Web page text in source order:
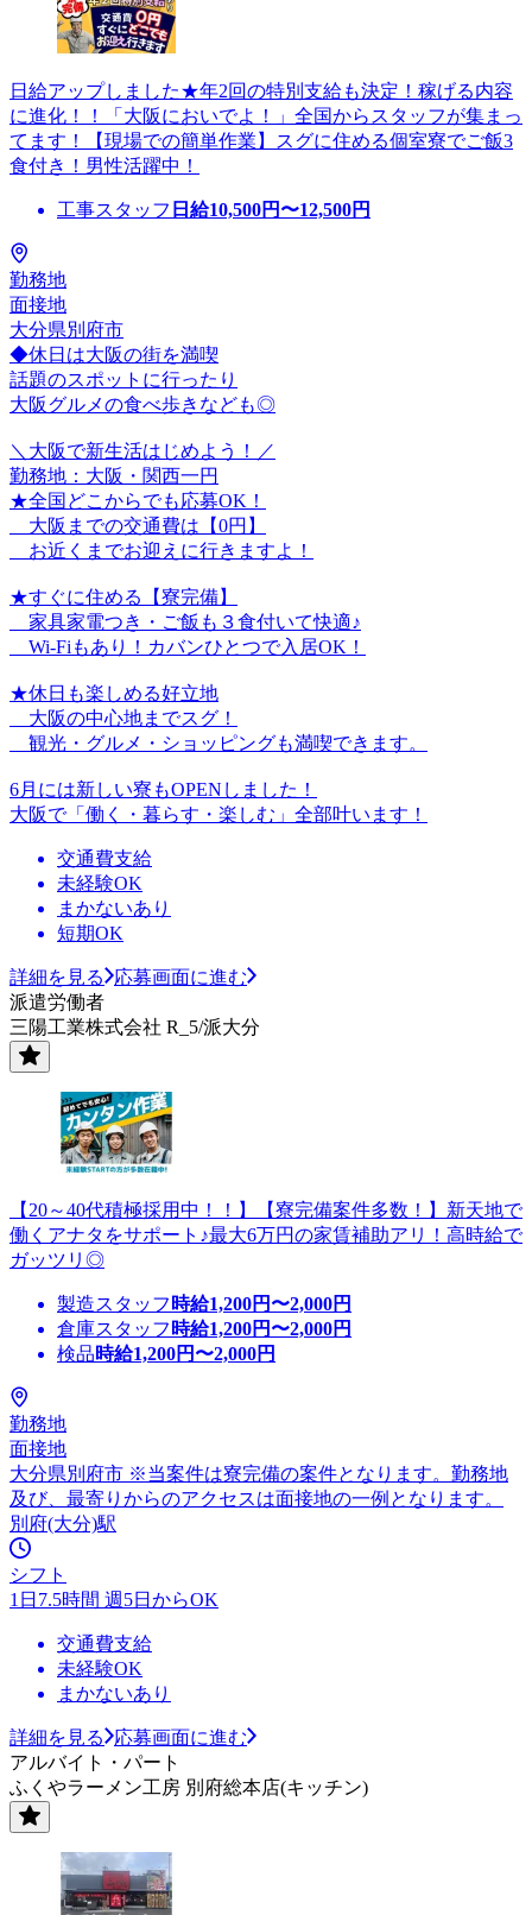
日給アップしました★年2回の特別支給も決定！稼げる内容
に進化！！「大阪においでよ！」全国からスタッフが集まっ
てます！【現場での簡単作業】スグに住める個室寮でご飯3
食付き！男性活躍中！
工事スタッフ 日給10,500円〜12,500円
勤務地
面接地
大分県別府市
◆休日は大阪の街を満喫
話題のスポットに行ったり
大阪グルメの食べ歩きなども◎
＼大阪で新生活はじめよう！／
勤務地：大阪・関西一円
★全国どこからでも応募OK！
大阪までの交通費は【0円】
お近くまでお迎えに行きますよ！
★すぐに住める【寮完備】
家具家電つき・ご飯も３食付いて快適♪
Wi-Fiもあり！カバンひとつで入居OK！
★休日も楽しめる好立地
大阪の中心地までスグ！
観光・グルメ・ショッピングも満喫できます。
6月には新しい寮もOPENしました！
大阪で「働く・暮らす・楽しむ」全部叶います！
交通費支給
未経験OK
まかないあり
短期OK
詳細を見る
応募画面に進む
派遣労働者
三陽工業株式会社 R_5/派大分
【20～40代積極採用中！！】【寮完備案件多数！】新天地で
働くアナタをサポート♪最大6万円の家賃補助アリ！高時給で
ガッツリ◎
製造スタッフ 時給1,200円〜2,000円
倉庫スタッフ 時給1,200円〜2,000円
検品時給1,200円〜2,000円
勤務地
面接地
大分県別府市 ※当案件は寮完備の案件となります。勤務地
及び、最寄りからのアクセスは面接地の一例となります。
別府(大分)駅
シフト
1日7.5時間 週5日からOK
交通費支給
未経験OK
まかないあり
詳細を見る
応募画面に進む
アルバイト・パート
ふくやラーメン工房 別府総本店(キッチン)